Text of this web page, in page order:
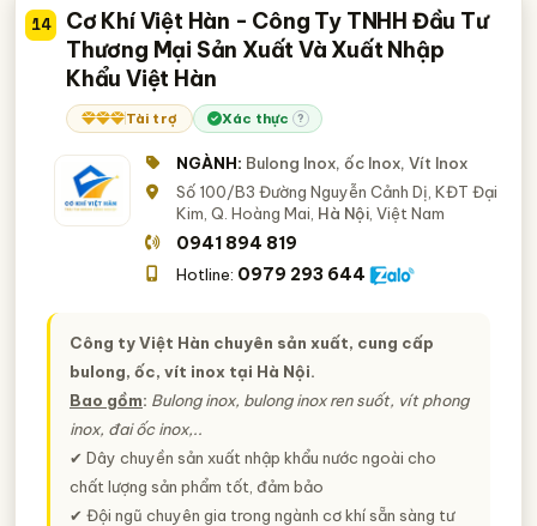
14
Cơ Khí Việt Hàn - Công Ty TNHH Đầu Tư
Thương Mại Sản Xuất Và Xuất Nhập
Khẩu Việt Hàn
Tài trợ Xác thực ?
NGÀNH: Bulong Inox, ốc Inox, Vít Inox
Số 100/B3 Đường Nguyễn Cảnh Dị, KĐT Đại
Kim, Q. Hoàng Mai, Hà Nội , Việt Nam
0941 894 819
Hotline: 0979 293 644
Công ty Việt Hàn chuyên sản xuất, cung cấp
bulong, ốc, vít inox tại Hà Nội.
Bao gồm: Bulong inox, bulong inox ren suốt, vít phong
inox, đai ốc inox,..
✔ Dây chuyền sản xuất nhập khẩu nước ngoài cho
chất lượng sản phẩm tốt, đảm bảo
✔ Đội ngũ chuyên gia trong ngành cơ khí sẵn sàng tư